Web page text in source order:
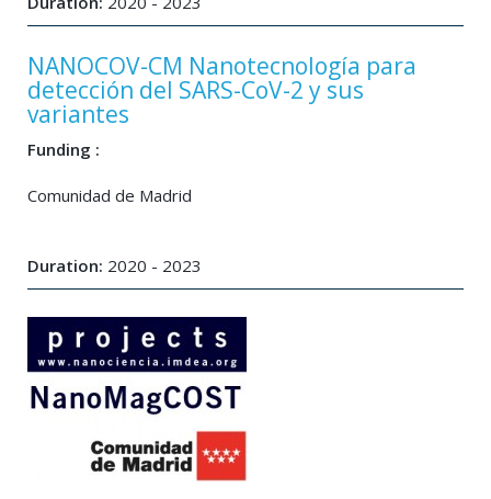
NANOCOV-CM Nanotecnología para
detección del SARS-CoV-2 y sus
variantes
Funding :
Comunidad de Madrid
Duration: 2020 - 2023